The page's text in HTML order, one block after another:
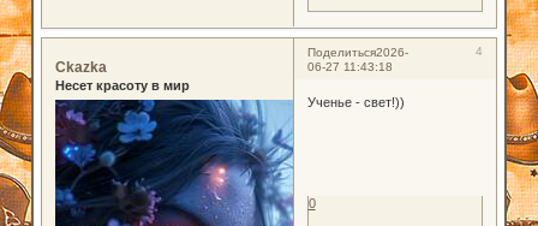
Поделиться 4
2026-
06-27 11:43:18
Ckazka
Несет красоту в мир
Ученье - свет!))
0